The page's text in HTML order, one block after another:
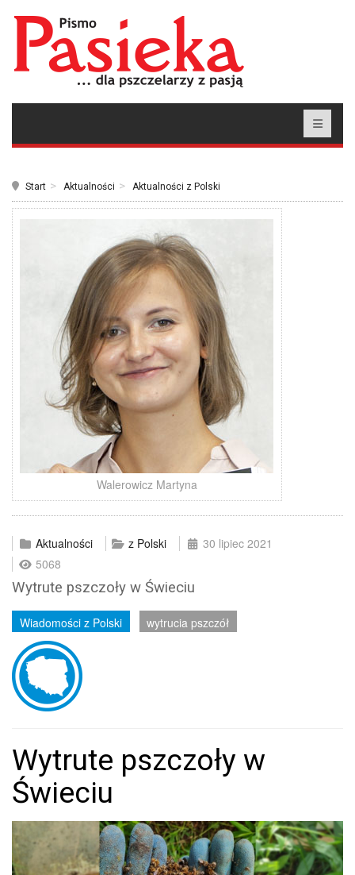
Start Aktualności Aktualności z Polski
Walerowicz Martyna
Aktualności z Polski
30 lipiec 2021
5068
Wytrute pszczoły w Świeciu
Wiadomości z Polski wytrucia pszczół
Wytrute pszczoły w
Świeciu